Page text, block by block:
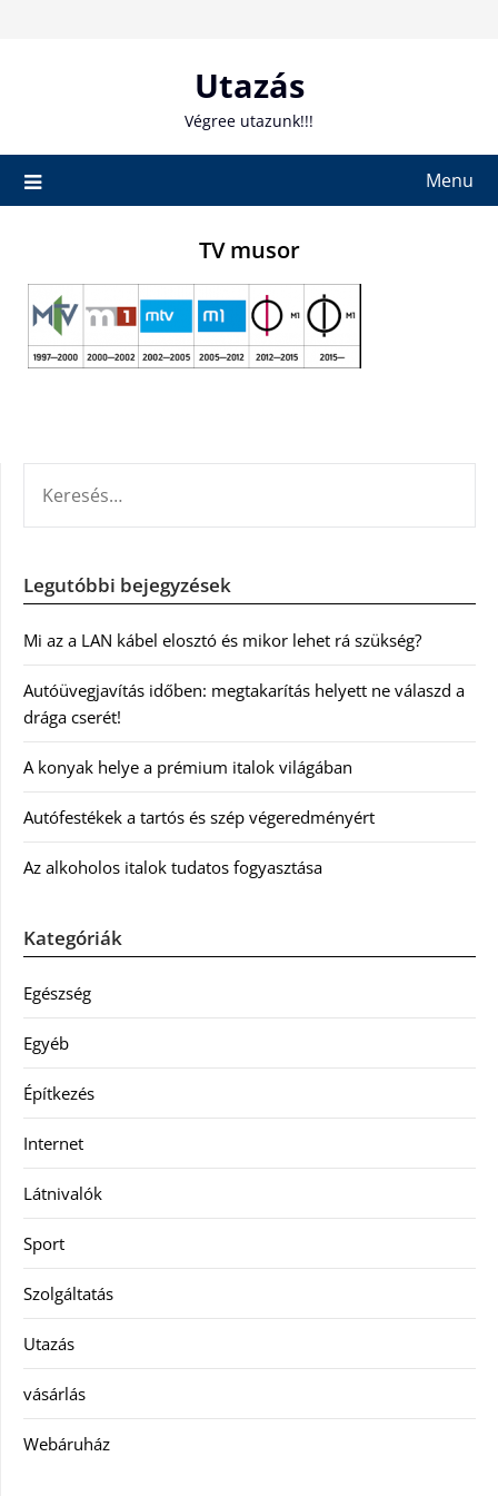
Utazás
Végree utazunk!!!
Menu
TV musor
Legutóbbi bejegyzések
Mi az a LAN kábel elosztó és mikor lehet rá szükség?
Autóüvegjavítás időben: megtakarítás helyett ne válaszd a
drága cserét!
A konyak helye a prémium italok világában
Autófestékek a tartós és szép végeredményért
Az alkoholos italok tudatos fogyasztása
Kategóriák
Egészség
Egyéb
Építkezés
Internet
Látnivalók
Sport
Szolgáltatás
Utazás
vásárlás
Webáruház